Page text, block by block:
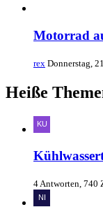
Motorrad
rex Donnerstag,
Heiße
4 Antworten, 740